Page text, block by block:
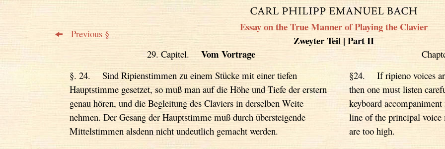
Previous §
Essay on the True Manner of Playing the Clavier
Zweyter Teil | Part II
29. Capitel. Vom Vortrage
§. 24. Sind Ripienstimmen zu einem Stücke mit einer tiefen
Hauptstimme gesetzet, so muß man auf die Höhe und Tiefe der erstern
genau hören, und die Begleitung des Claviers in derselben Weite
nehmen. Der Gesang der Hauptstimme muß durch übersteigende
Mittelstimmen alsdenn nicht undeutlich gemacht werden.
§24. If ripieno voices
then one must listen
keyboard
line of the principal voice
are too high.